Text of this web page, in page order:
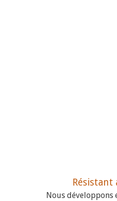
Résistant
Nous